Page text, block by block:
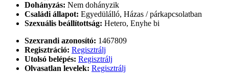
Dohányzás: Nem dohányzik
Családi állapot: Egyedülálló, Házas / párkapcsolatban
Szexuális beállítottság: Hetero, Enyhe bi
Szexrandi azonosító: 1467809
Regisztráció: Regisztrálj
Utolsó belépés: Regisztrálj
Olvasatlan levelek: Regisztrálj